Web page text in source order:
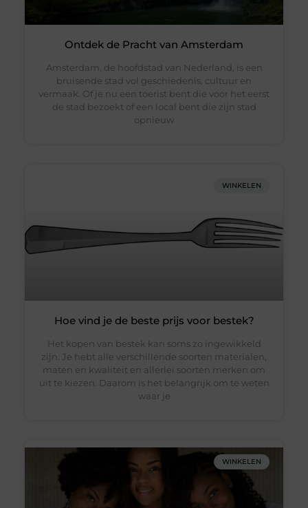
Ontdek de Pracht van Amsterdam
Amsterdam, de hoofdstad van Nederland, is een
bruisende stad vol geschiedenis, cultuur en
vermaak. Of je nu een toerist bent die voor het eerst
de stad bezoekt of een local bent die zijn stad
opnieuw
WINKELEN
Hoe vind je de beste prijs voor bestek?
Het kopen van bestek kan soms zo ingewikkeld
zijn. Je hebt alle verschillende soorten materialen,
maten en kwaliteit en allerlei soorten merken om
uit te kiezen. Daarom is het belangrijk om te weten
waar je
WINKELEN